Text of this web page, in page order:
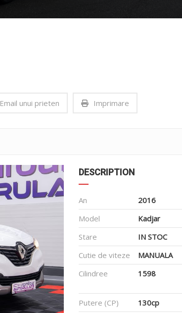
Email unui prieten Imprimare
DESCRIPTION
An 2016
Model
Kadjar
Stare
IN STOC
Cutie de viteze
MANUALA
Cilindree
1598
Putere (CP) 130cp